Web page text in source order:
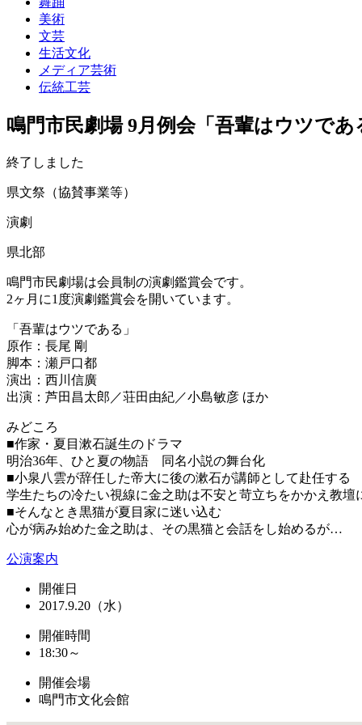
美術
文芸
生活文化
メディア芸術
伝統工芸
鳴門市民劇場 9月例会「吾輩はウツであ
終了しました
県文祭（協賛事業等）
演劇
県北部
鳴門市民劇場は会員制の演劇鑑賞会です。
2ヶ月に1度演劇鑑賞会を開いています。
「吾輩はウツである」
原作：長尾 剛
脚本：瀬戸口都
演出：西川信廣
出演：芦田昌太郎／荘田由紀／小島敏彦 ほか
みどころ
■作家・夏目漱石誕生のドラマ
明治36年、ひと夏の物語 同名小説の舞台化
■小泉八雲が辞任した帝大に後の漱石が講師として赴任する
学生たちの冷たい視線に金之助は不安と苛立ちをかかえ教壇
■そんなとき黒猫が夏目家に迷い込む
心が病み始めた金之助は、その黒猫と会話をし始めるが…
公演案内
開催日
2017.9.20（水）
開催時間
18:30～
開催会場
鳴門市文化会館